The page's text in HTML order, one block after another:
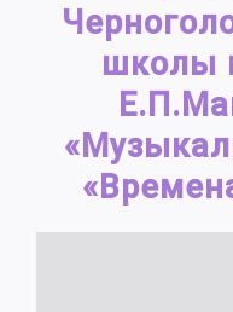
школы